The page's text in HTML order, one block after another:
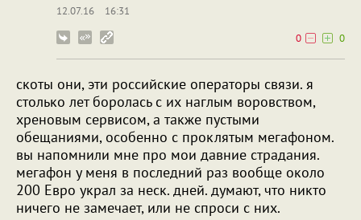
12.07.16
16:31
0
0
скоты они, эти российские операторы связи. я
столько лет боролась с их наглым воровством,
хреновым сервисом, а также пустыми
обещаниями, особенно с проклятым мегафоном.
вы напомнили мне про мои давние страдания.
мегафон у меня в последний раз вообще около
200 Евро украл за неск. дней. думают, что никто
ничего не замечает, или не спроси с них.